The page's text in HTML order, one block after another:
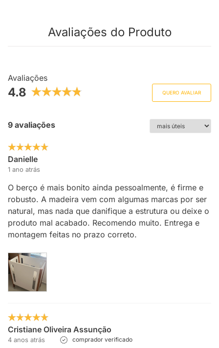
Avaliações do Produto
Avaliações
4.8 QUERO AVALIAR
9 avaliações
Danielle
1 ano atrás
O berço é mais bonito ainda pessoalmente, é firme e
robusto. A madeira vem com algumas marcas por ser
natural, mas nada que danifique a estrutura ou deixe o
produto mal acabado. Recomendo muito. Entrega e
montagem feitas no prazo correto.
Cristiane Oliveira Assunção
4 anos atrás comprador verificado